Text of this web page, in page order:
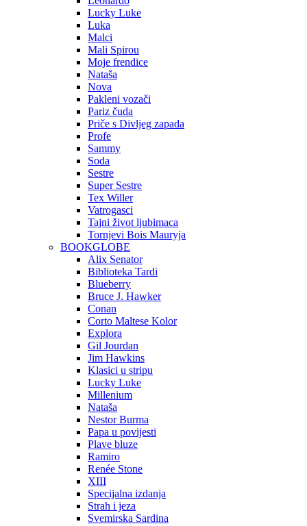
Lucky Luke
Luka
Malci
Mali Spirou
Moje frendice
Nataša
Nova
Pakleni vozači
Pariz čuda
Priče s Divljeg zapada
Profe
Sammy
Soda
Sestre
Super Sestre
Tex Willer
Vatrogasci
Tajni život ljubimaca
Tornjevi Bois Mauryja
BOOKGLOBE
Alix Senator
Biblioteka Tardi
Blueberry
Bruce J. Hawker
Conan
Corto Maltese Kolor
Explora
Gil Jourdan
Jim Hawkins
Klasici u stripu
Lucky Luke
Millenium
Nataša
Nestor Burma
Papa u povijesti
Plave bluze
Ramiro
Renée Stone
XIII
Specijalna izdanja
Strah i jeza
Svemirska Sardina